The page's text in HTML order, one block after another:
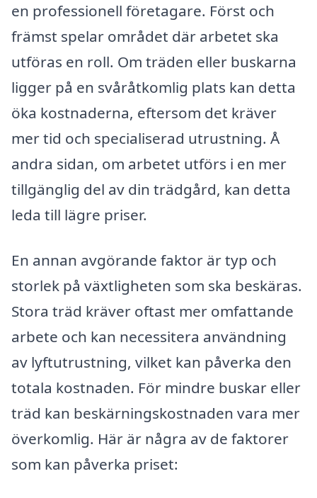
en professionell företagare. Först och
främst spelar området där arbetet ska
utföras en roll. Om träden eller buskarna
ligger på en svåråtkomlig plats kan detta
öka kostnaderna, eftersom det kräver
mer tid och specialiserad utrustning. Å
andra sidan, om arbetet utförs i en mer
tillgänglig del av din trädgård, kan detta
leda till lägre priser.
En annan avgörande faktor är typ och
storlek på växtligheten som ska beskäras.
Stora träd kräver oftast mer omfattande
arbete och kan necessitera användning
av lyftutrustning, vilket kan påverka den
totala kostnaden. För mindre buskar eller
träd kan beskärningskostnaden vara mer
överkomlig. Här är några av de faktorer
som kan påverka priset: